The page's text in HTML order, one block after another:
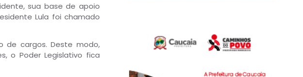
sua base de apoio
Lula foi chamado
de cargos. Deste modo,
o Poder Legislativo fica